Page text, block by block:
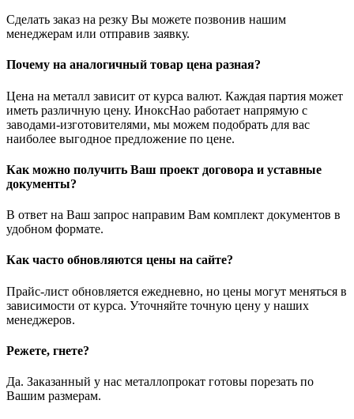
Сделать заказ на резку Вы можете позвонив нашим
менеджерам или отправив заявку.
Почему на аналогичный товар цена разная?
Цена на металл зависит от курса валют. Каждая партия может
иметь различную цену. ИноксНао работает напрямую с
заводами-изготовителями, мы можем подобрать для вас
наиболее выгодное предложение по цене.
Как можно получить Ваш проект договора и уставные
документы?
В ответ на Ваш запрос направим Вам комплект документов в
удобном формате.
Как часто обновляются цены на сайте?
Прайс-лист обновляется ежедневно, но цены могут меняться в
зависимости от курса. Уточняйте точную цену у наших
менеджеров.
Режете, гнете?
Да. Заказанный у нас металлопрокат готовы порезать по
Вашим размерам.